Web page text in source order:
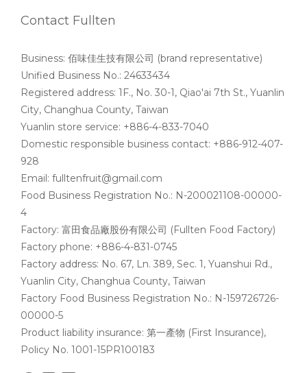
Contact Fullten
Business: 佰味佳生技有限公司 (brand representative)
Unified Business No.: 24633434
Registered address: 1F., No. 30-1, Qiao'ai 7th St., Yuanlin
City, Changhua County, Taiwan
Yuanlin store service: +886-4-833-7040
Domestic responsible business contact: +886-912-407-
928
Email: fulltenfruit@gmail.com
Food Business Registration No.: N-200021108-00000-
4
Factory: 富田食品廠股份有限公司 (Fullten Food Factory)
Factory phone: +886-4-831-0745
Factory address: No. 67, Ln. 389, Sec. 1, Yuanshui Rd.,
Yuanlin City, Changhua County, Taiwan
Factory Food Business Registration No.: N-159726726-
00000-5
Product liability insurance: 第一產物 (First Insurance),
Policy No. 1001-15PR100183